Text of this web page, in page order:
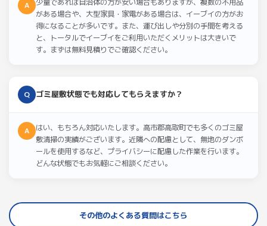
A
がある場合や、大型家具・家電がある場合は、イーブイの方がお
得になることが多いです。また、運び出しや分別の手間を考える
と、トータルでイーブイをご利用いただくメリットは大きいで
す。まずは無料見積りでご確認ください。
Q ゴミ屋敷状態でも対応してもらえますか？
A
はい、もちろん対応いたします。高市郡高取町でも多くのゴミ屋
敷清掃の実績がございます。近隣への配慮として、無地のダンボ
ールを使用するなど、プライバシーに配慮した作業を行います。
どんな状態でもお気軽にご相談ください。
その他のよくある質問はこちら